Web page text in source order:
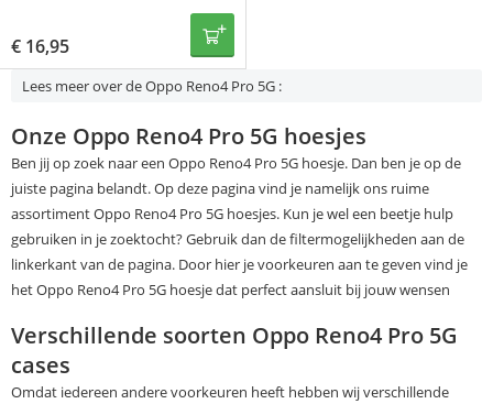
€ 16,95
Lees meer over de Oppo Reno4 Pro 5G :
Onze Oppo Reno4 Pro 5G hoesjes
Ben jij op zoek naar een Oppo Reno4 Pro 5G hoesje. Dan ben je op de
juiste pagina belandt. Op deze pagina vind je namelijk ons ruime
assortiment Oppo Reno4 Pro 5G hoesjes. Kun je wel een beetje hulp
gebruiken in je zoektocht? Gebruik dan de filtermogelijkheden aan de
linkerkant van de pagina. Door hier je voorkeuren aan te geven vind je
het Oppo Reno4 Pro 5G hoesje dat perfect aansluit bij jouw wensen
Verschillende soorten Oppo Reno4 Pro 5G
cases
Omdat iedereen andere voorkeuren heeft hebben wij verschillende